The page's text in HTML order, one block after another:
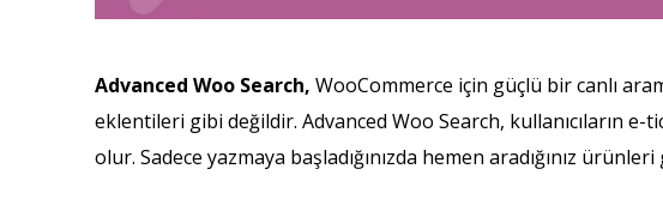
Advanced Woo Search, WooCommerce için güçlü bir canlı
eklentileri gibi değildir. Advanced Woo Search, kullanıcıların
olur. Sadece yazmaya başladığınızda hemen aradığınız